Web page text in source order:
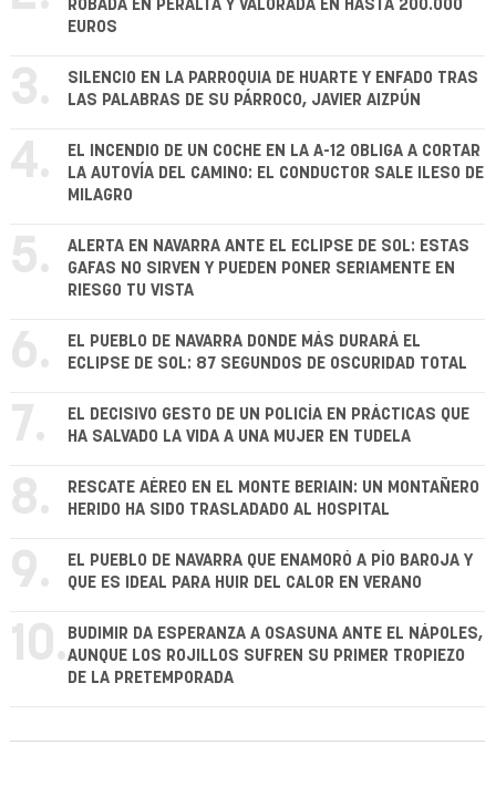
ROBADA EN PERALTA Y VALORADA EN HASTA 200.000
EUROS
3.
SILENCIO EN LA PARROQUIA DE HUARTE Y ENFADO TRAS
LAS PALABRAS DE SU PÁRROCO, JAVIER AIZPÚN
4.
EL INCENDIO DE UN COCHE EN LA A-12 OBLIGA A CORTAR
LA AUTOVÍA DEL CAMINO: EL CONDUCTOR SALE ILESO DE
MILAGRO
5.
ALERTA EN NAVARRA ANTE EL ECLIPSE DE SOL: ESTAS
GAFAS NO SIRVEN Y PUEDEN PONER SERIAMENTE EN
RIESGO TU VISTA
6.
EL PUEBLO DE NAVARRA DONDE MÁS DURARÁ EL
ECLIPSE DE SOL: 87 SEGUNDOS DE OSCURIDAD TOTAL
7.
EL DECISIVO GESTO DE UN POLICÍA EN PRÁCTICAS QUE
HA SALVADO LA VIDA A UNA MUJER EN TUDELA
8.
RESCATE AÉREO EN EL MONTE BERIAIN: UN MONTAÑERO
HERIDO HA SIDO TRASLADADO AL HOSPITAL
9.
EL PUEBLO DE NAVARRA QUE ENAMORÓ A PÍO BAROJA Y
QUE ES IDEAL PARA HUIR DEL CALOR EN VERANO
10. BUDIMIR DA ESPERANZA A OSASUNA ANTE EL NÁPOLES,
AUNQUE LOS ROJILLOS SUFREN SU PRIMER TROPIEZO
DE LA PRETEMPORADA